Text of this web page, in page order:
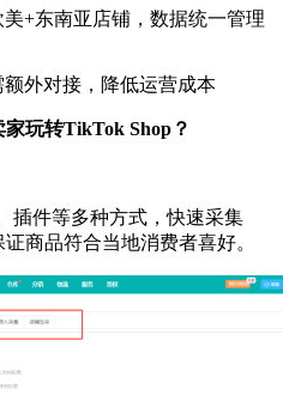
美+东南亚店铺，数据统一管理
外对接，降低运营成本
玩转TikTok Shop？
插件等多种方式，快速采集
商品符合当地消费者喜好。